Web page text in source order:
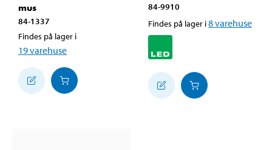
mus
84-1337
Findes på lager i
19varehuse
84-9910
Findes på lager i8varehuse